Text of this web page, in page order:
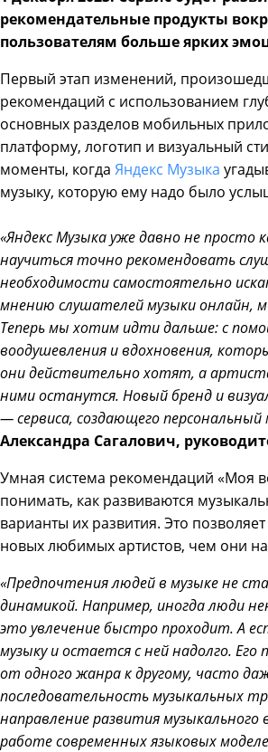
рекомендательные продукты
пользователям больше ярких
Первый этап изменений,
рекомендаций с использованием
основных разделов мобильных
платформу, логотип и визуальный
моменты, когда Яндекс Музыка
музыку, которую ему надо было
«Яндекс Музыка уже давно не просто
научиться точно рекомендовать
необходимости самостоятельно
мнению слушателей музыки онлайн,
Теперь мы хотим идти дальше: с
воодушевления и вдохновения,
они действительно хотят, а
ними останутся. Новый бренд и
— сервиса, создающего
Александра Сагалович,
Умная система рекомендаций «‎Моя
понимать, как развиваются
варианты их развития. Это
новых любимых артистов, чем они
«‎Предпочтения людей в музыке не
динамикой. Например, иногда люди
это увлечение быстро проходит. А
музыку и остается с ней надолго.
от одного жанра к другому, часто
последовательность музыкальных
направление развития музыкального
работе современных языковых